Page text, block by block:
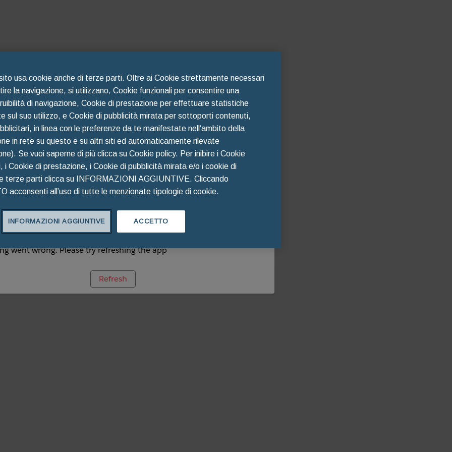
Oops!
went wrong. Please try refreshing the app
Refresh
sito usa cookie anche di terze parti. Oltre ai Cookie strettamente necessari
la navigazione, si utilizzano, Cookie funzionali per consentire una
di navigazione, Cookie di prestazione per effettuare statistiche
sul suo utilizzo, e Cookie di pubblicità mirata per sottoporti contenuti,
in linea con le preferenze da te manifestate nell‘ambito della
in rete su questo e su altri siti ed automaticamente rilevate
Se vuoi saperne di più clicca su Cookie policy. Per inibire i Cookie
i Cookie di prestazione, i Cookie di pubblicità mirata e/o i cookie di
terze parti clicca su INFORMAZIONI AGGIUNTIVE. Cliccando
acconsenti all’uso di tutte le menzionate tipologie di cookie.
ACCETTO
INFORMAZIONI AGGIUNTIVE